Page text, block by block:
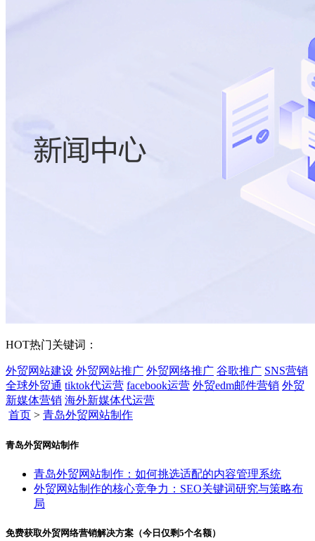
HOT热门关键词：
外贸网站建设 外贸网站推广 外贸网络推广 谷歌推广 SNS营销
全球外贸通 tiktok代运营 facebook运营 外贸edm邮件营销 外贸
新媒体营销 海外新媒体代运营
首页 > 青岛外贸网站制作
青岛外贸网站制作
青岛外贸网站制作：如何挑选适配的内容管理系统
外贸网站制作的核心竞争力：SEO关键词研究与策略布
局
免费获取外贸网络营销解决方案（今日仅剩5个名额）